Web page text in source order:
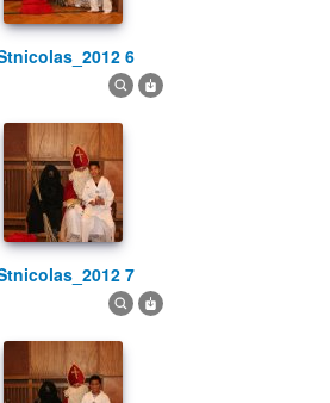
stnicolas_2012 6
stnicolas_2012 7